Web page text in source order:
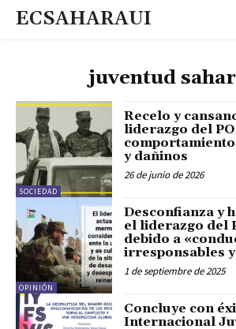
ECSAHARAUI
juventud
SOCIEDAD
Recelo y
liderazgo del
y dañinos
26 de junio de 2026
OPINIÓN
Desconfianza y
el liderazgo del
debido a
irresponsables
1 de septiembre de 2025
Concluye con
Internacional